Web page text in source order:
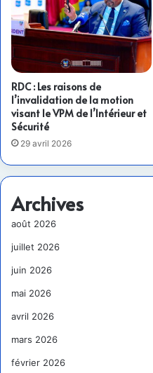
RDC : Les raisons de
l’invalidation de la motion
visant le VPM de l’Intérieur et
Sécurité
29 avril 2026
Archives
août 2026
juillet 2026
juin 2026
mai 2026
avril 2026
mars 2026
février 2026